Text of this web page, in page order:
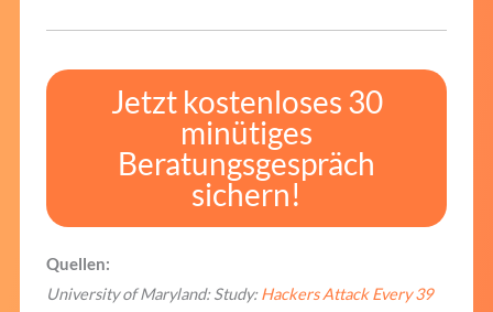
Jetzt kostenloses 30
minütiges
Beratungsgespräch
sichern!
Quellen:
University of Maryland: Study:Hackers Attack Every 39